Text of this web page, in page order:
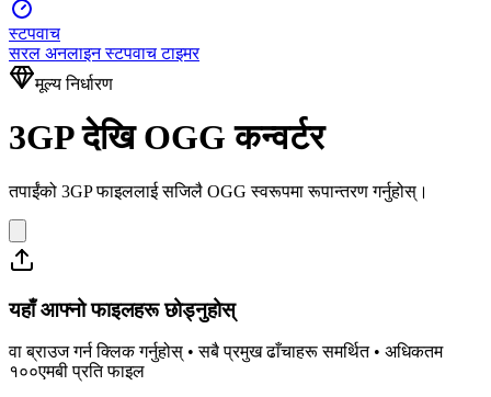
स्टपवाच
सरल अनलाइन स्टपवाच टाइमर
मूल्य निर्धारण
3GP देखि OGG कन्वर्टर
तपाईंको 3GP फाइललाई सजिलै OGG स्वरूपमा रूपान्तरण गर्नुहोस्।
यहाँ आफ्नो फाइलहरू छोड्नुहोस्
वा ब्राउज गर्न क्लिक गर्नुहोस् • सबै प्रमुख ढाँचाहरू समर्थित • अधिकतम
१००एमबी प्रति फाइल